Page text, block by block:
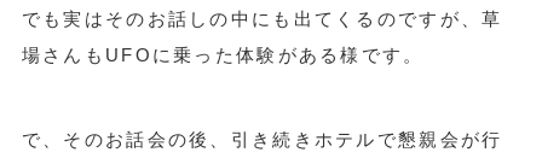
でも実はそのお話しの中にも出てくるのですが、草
場さんもUFOに乗った体験がある様です。
で、そのお話会の後、引き続きホテルで懇親会が行